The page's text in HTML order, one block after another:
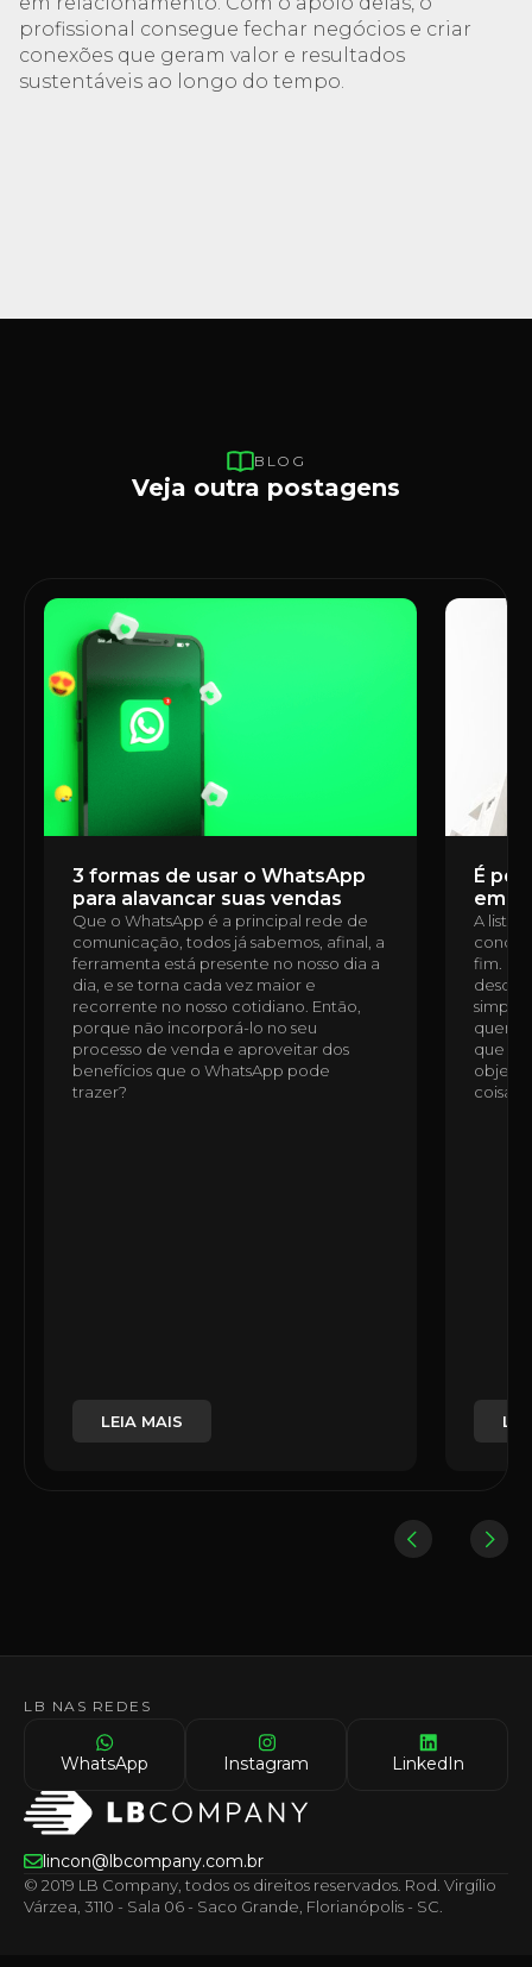
profissional consegue fechar negócios e criar
conexões que geram valor e resultados
sustentáveis ao longo do tempo.
BLOG
Veja outra postagens
3 formas de usar o WhatsApp
para alavancar suas vendas
Que o WhatsApp é a principal rede de
comunicação, todos já sabemos, afinal, a
ferramenta está presente no nosso dia a
dia, e se torna cada vez maior e
recorrente no nosso cotidiano. Então,
porque não incorporá-lo no seu
processo de venda e aproveitar dos
benefícios que o WhatsApp pode
trazer?
LEIA MAIS
É
em
A lista
fim. É
desde
quem
que
coisas,
lincon@lbcompany.com.br
© 2019 LB Company, todos os direitos reservados. Rod. Virgílio
Várzea, 3110 - Sala 06 - Saco Grande, Florianópolis - SC.
LB NAS REDES
WhatsApp Instagram LinkedIn